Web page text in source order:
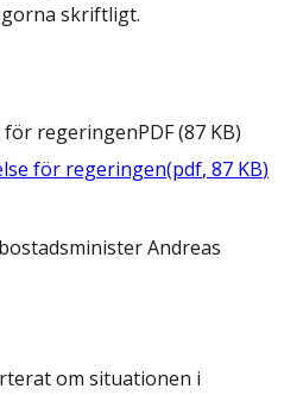
skriftligt.
för regeringenPDF(87 KB)
för regeringen(pdf, 87 KB)
Andreas
om situationen i